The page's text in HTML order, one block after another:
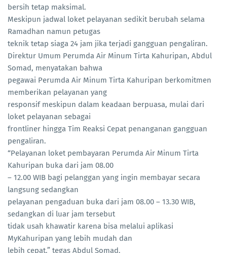
bersih tetap maksimal.
Meskipun jadwal loket pelayanan sedikit berubah selama
Ramadhan namun petugas
teknik tetap siaga 24 jam jika terjadi gangguan pengaliran.
Direktur Umum Perumda Air Minum Tirta Kahuripan, Abdul
Somad, menyatakan bahwa
pegawai Perumda Air Minum Tirta Kahuripan berkomitmen
memberikan pelayanan yang
responsif meskipun dalam keadaan berpuasa, mulai dari
loket pelayanan sebagai
frontliner hingga Tim Reaksi Cepat penanganan gangguan
pengaliran.
“Pelayanan loket pembayaran Perumda Air Minum Tirta
Kahuripan buka dari jam 08.00
– 12.00 WIB bagi pelanggan yang ingin membayar secara
langsung sedangkan
pelayanan pengaduan buka dari jam 08.00 – 13.30 WIB,
sedangkan di luar jam tersebut
tidak usah khawatir karena bisa melalui aplikasi
MyKahuripan yang lebih mudah dan
lebih cepat.” tegas Abdul Somad.